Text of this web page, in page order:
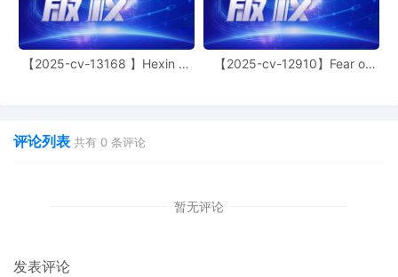
【2025-cv-13168 】Hexin 塑
【2025-cv-12910】Fear of
评论列表 共有 0 条评论
暂无评论
发表评论